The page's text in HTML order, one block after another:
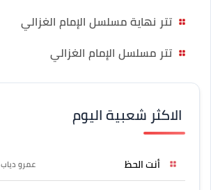
تتر نهاية مسلسل الإمام الغزالي
تتر مسلسل الإمام الغزالي
الاكثر شعبية اليوم
أنت الحظ عمرو دياب